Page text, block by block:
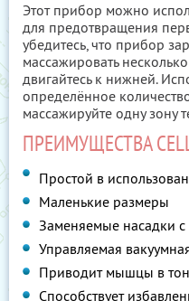
Этот прибор можно
для предотвращения
убедитесь, что прибор
массажировать
двигайтесь к нижней.
определённое
массажируйте одну зону
ПРЕИМУЩЕСТВА
Простой в
Маленькие размеры
Заменяемые насадки
Управляемая
Приводит мышцы в
Способствует